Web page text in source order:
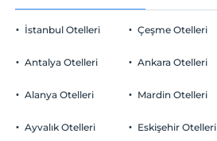
İstanbul Otelleri
Antalya Otelleri
Alanya Otelleri
Ayvalık Otelleri
Çeşme Otelleri
Ankara Otelleri
Mardin Otelleri
Eskişehir Otelleri